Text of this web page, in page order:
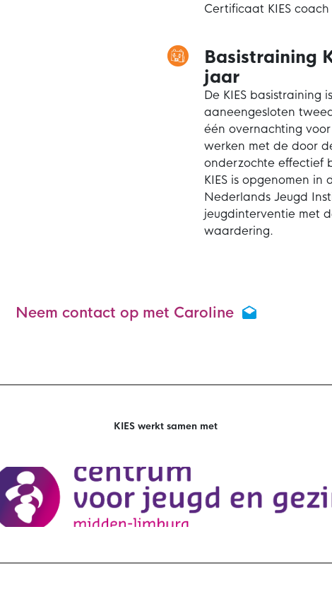
Certificaat KIES
Basistraining
jaar
De KIES basistraining
aaneengesloten
één overnachting
werken met de door
onderzochte effectief
KIES is opgenomen
Nederlands Jeugd
jeugdinterventie met
waardering.
Neem contact op met Caroline
KIES werkt samen met